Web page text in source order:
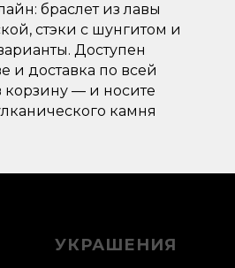
браслет из лавы
стэки с шунгитом и
Доступен
и доставка по всей
корзину — и носите
камня
УКРАШЕНИЯ